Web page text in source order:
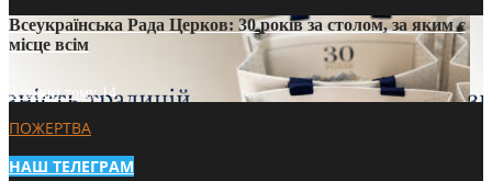
Всеукраїнська Рада Церков: 30 років за столом, за яким є
місце всім
3 тижні тому14
ПОЖЕРТВА
НАШ ТЕЛЕГРАМ